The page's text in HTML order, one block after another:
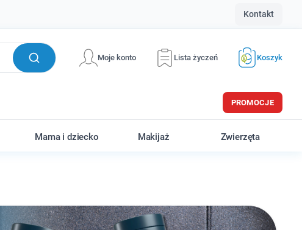
Kontakt
Moje konto Lista życzeń Koszyk
PROMOCJE
Mama i dziecko Makijaż Zwierzęta